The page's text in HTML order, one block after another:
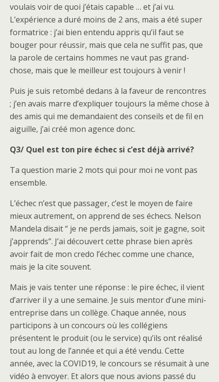
voulais voir de quoi j’étais capable … et j’ai vu.
L’expérience a duré moins de 2 ans, mais a été super
formatrice : j’ai bien entendu appris qu’il faut se
bouger pour réussir, mais que cela ne suffit pas, que
la parole de certains hommes ne vaut pas grand-
chose, mais que le meilleur est toujours à venir !
Puis je suis retombé dedans à la faveur de rencontres
; j’en avais marre d’expliquer toujours la même chose à
des amis qui me demandaient des conseils et de fil en
aiguille, j’ai créé mon agence donc.
Q3/ Quel est ton pire échec si c’est déjà arrivé?
Ta question marie 2 mots qui pour moi ne vont pas
ensemble.
L’échec n’est que passager, c’est le moyen de faire
mieux autrement, on apprend de ses échecs. Nelson
Mandela disait “ je ne perds jamais, soit je gagne, soit
j’apprends”. J’ai découvert cette phrase bien après
avoir fait de mon credo l’échec comme une chance,
mais je la cite souvent.
Mais je vais tenter une réponse : le pire échec, il vient
d’arriver il y a une semaine. Je suis mentor d’une mini-
entreprise dans un collège. Chaque année, nous
participons à un concours où les collégiens
présentent le produit (ou le service) qu’ils ont réalisé
tout au long de l’année et qui a été vendu. Cette
année, avec la COVID19, le concours se résumait à une
vidéo à envoyer. Et alors que nous avions passé du